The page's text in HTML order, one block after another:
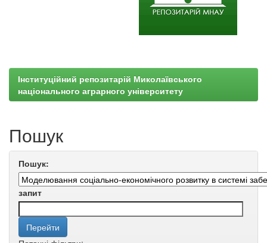
Інституційний репозитарій Миколаївського
національного аграрного університету
Пошук
Пошук:
запит